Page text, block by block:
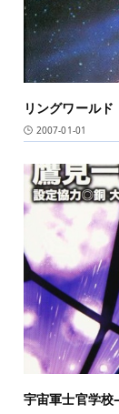
リングワールド
2007-01-01
宇宙軍士官学